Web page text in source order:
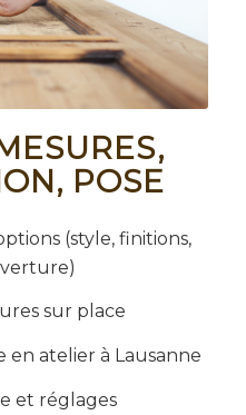
POSE
(style, finitions,
sur place
en atelier à Lausanne
et réglages